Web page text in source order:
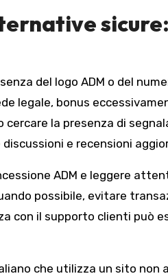
del logo ADM o del
legale, bonus
la presenza di
e recensioni
ADM e leggere
possibile, evitare
con il supporto clienti può
che utilizza un sito